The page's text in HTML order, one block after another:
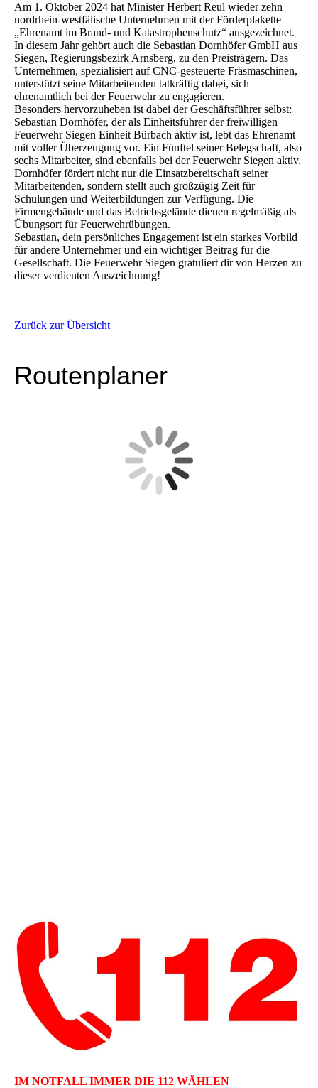
Am 1. Oktober 2024 hat Minister Herbert Reul wieder zehn
nordrhein-westfälische Unternehmen mit der Förderplakette
„Ehrenamt im Brand- und Katastrophenschutz“ ausgezeichnet.
In diesem Jahr gehört auch die Sebastian Dornhöfer GmbH aus
Siegen, Regierungsbezirk Arnsberg, zu den Preisträgern. Das
Unternehmen, spezialisiert auf CNC-gesteuerte Fräsmaschinen,
unterstützt seine Mitarbeitenden tatkräftig dabei, sich
ehrenamtlich bei der Feuerwehr zu engagieren.
Besonders hervorzuheben ist dabei der Geschäftsführer selbst:
Sebastian Dornhöfer, der als Einheitsführer der freiwilligen
Feuerwehr Siegen Einheit Bürbach aktiv ist, lebt das Ehrenamt
mit voller Überzeugung vor. Ein Fünftel seiner Belegschaft, also
sechs Mitarbeiter, sind ebenfalls bei der Feuerwehr Siegen aktiv.
Dornhöfer fördert nicht nur die Einsatzbereitschaft seiner
Mitarbeitenden, sondern stellt auch großzügig Zeit für
Schulungen und Weiterbildungen zur Verfügung. Die
Firmengebäude und das Betriebsgelände dienen regelmäßig als
Übungsort für Feuerwehrübungen.
Sebastian, dein persönliches Engagement ist ein starkes Vorbild
für andere Unternehmer und ein wichtiger Beitrag für die
Gesellschaft. Die Feuerwehr Siegen gratuliert dir von Herzen zu
dieser verdienten Auszeichnung!
Zurück zur Übersicht
Routenplaner
IM NOTFALL IMMER DIE 112 WÄHLEN